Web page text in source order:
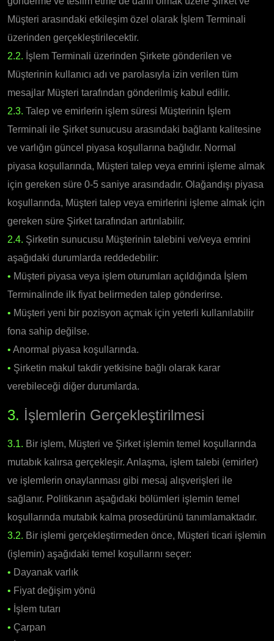
Müşteri arasındaki etkileşim özel olarak İşlem Terminali
üzerinden gerçekleştirilecektir.
2.2. İşlem Terminali üzerinden Şirkete gönderilen ve
Müşterinin kullanıcı adı ve parolasıyla izin verilen tüm
mesajlar Müşteri tarafından gönderilmiş kabul edilir.
2.3. Talep ve emirlerin işlem süresi Müşterinin İşlem
Terminali ile Şirket sunucusu arasındaki bağlantı kalitesine
ve varlığın güncel piyasa koşullarına bağlıdır. Normal
piyasa koşullarında, Müşteri talep veya emrini işleme almak
için gereken süre 0-5 saniye arasındadır. Olağandışı piyasa
koşullarında, Müşteri talep veya emirlerini işleme almak için
gereken süre Şirket tarafından artırılabilir.
2.4. Şirketin sunucusu Müşterinin talebini ve/veya emrini
aşağıdaki durumlarda reddedebilir:
• Müşteri piyasa veya işlem oturumları açıldığında İşlem
Terminalinde ilk fiyat belirmeden talep gönderirse.
• Müşteri yeni bir pozisyon açmak için yeterli kullanılabilir
fona sahip değilse.
• Anormal piyasa koşullarında.
• Şirketin makul takdir yetkisine bağlı olarak karar
verebileceği diğer durumlarda.
3. İşlemlerin Gerçekleştirilmesi
3.1. Bir işlem, Müşteri ve Şirket işlemin temel koşullarında
mutabık kalırsa gerçekleşir. Anlaşma, işlem talebi (emirler)
ve işlemlerin onaylanması gibi mesaj alışverişleri ile
sağlanır. Politikanın aşağıdaki bölümleri işlemin temel
koşullarında mutabık kalma prosedürünü tanımlamaktadır.
3.2. Bir işlemi gerçekleştirmeden önce, Müşteri ticari işlemin
(işlemin) aşağıdaki temel koşullarını seçer:
• Dayanak varlık
• Fiyat değişim yönü
• İşlem tutarı
• Çarpan